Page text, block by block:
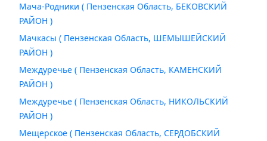
Мача-Родники ( Пензенская Область, БЕКОВСКИЙ
РАЙОН )
Мачкасы ( Пензенская Область, ШЕМЫШЕЙСКИЙ
РАЙОН )
Междуречье ( Пензенская Область, КАМЕНСКИЙ
РАЙОН )
Междуречье ( Пензенская Область, НИКОЛЬСКИЙ
РАЙОН )
Мещерское ( Пензенская Область, СЕРДОБСКИЙ